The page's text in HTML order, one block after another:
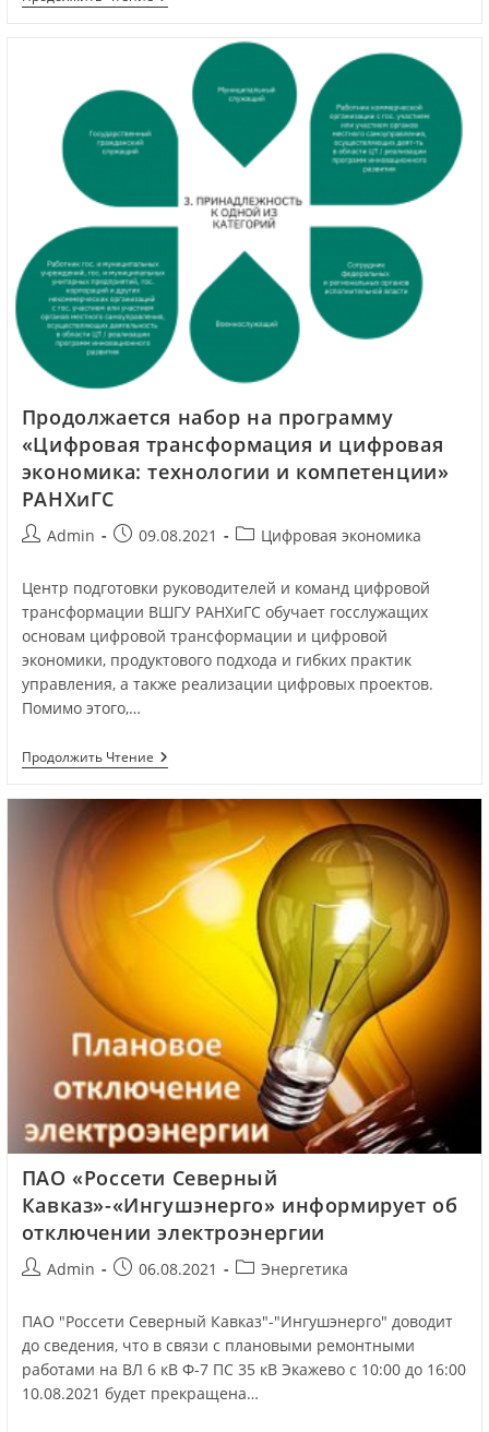
Продолжается набор на программу
«Цифровая трансформация и цифровая
экономика: технологии и компетенции»
РАНХиГС
Admin 09.08.2021 Цифровая экономика
Центр подготовки руководителей и команд цифровой
трансформации ВШГУ РАНХиГС обучает госслужащих
основам цифровой трансформации и цифровой
экономики, продуктового подхода и гибких практик
управления, а также реализации цифровых проектов.
Помимо этого,…
Продолжить Чтение
ПАО «Россети Северный
Кавказ»-«Ингушэнерго» информирует об
отключении электроэнергии
Admin 06.08.2021 Энергетика
ПАО "Россети Северный Кавказ"-"Ингушэнерго" доводит
до сведения, что в связи с плановыми ремонтными
работами на ВЛ 6 кВ Ф-7 ПС 35 кВ Экажево с 10:00 до 16:00
10.08.2021 будет прекращена…